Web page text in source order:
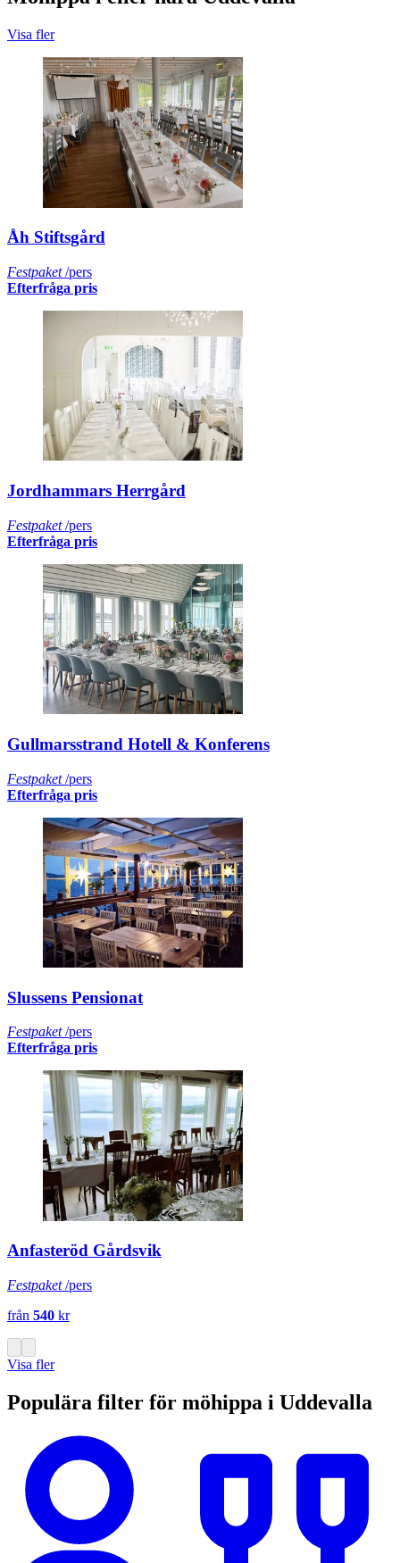
Visa fler
Åh Stiftsgård
Festpaket/pers
Efterfråga pris
Jordhammars Herrgård
Festpaket/pers
Efterfråga pris
Gullmarsstrand Hotell & Konferens
Festpaket/pers
Efterfråga pris
Slussens Pensionat
Festpaket/pers
Efterfråga pris
Anfasteröd Gårdsvik
Festpaket/pers
från 540 kr
Visa fler
Populära filter för möhippa i Uddevalla